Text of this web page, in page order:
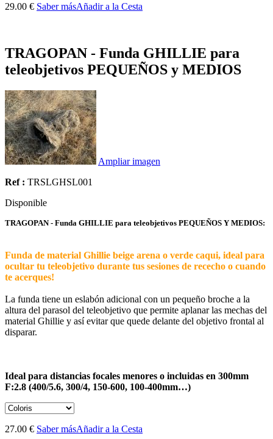
29.00 € Saber másAñadir a la Cesta
TRAGOPAN - Funda GHILLIE para
teleobjetivos PEQUEÑOS y MEDIOS
Ampliar imagen
Ref : TRSLGHSL001
Disponible
TRAGOPAN - Funda GHILLIE para teleobjetivos PEQUEÑOS Y MEDIOS:
Funda de material Ghillie beige arena o verde caqui, ideal para
ocultar tu teleobjetivo durante tus sesiones de rececho o cuando
te acerques!
La funda tiene un eslabón adicional con un pequeño broche a la
altura del parasol del teleobjetivo que permite aplanar las mechas del
material Ghillie y así evitar que quede delante del objetivo frontal al
disparar.
Ideal para distancias focales menores o incluidas en 300mm
F:2.8 (400/5.6, 300/4, 150-600, 100-400mm…)
27.00 € Saber másAñadir a la Cesta